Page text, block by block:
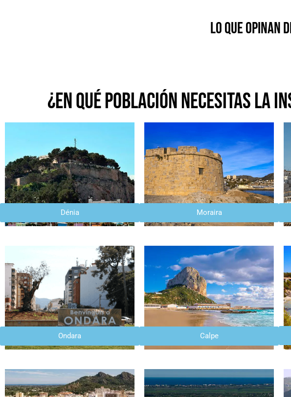
lo que opinan
¿En qué población necesitas la
Dénia Moraira
Ondara Calpe